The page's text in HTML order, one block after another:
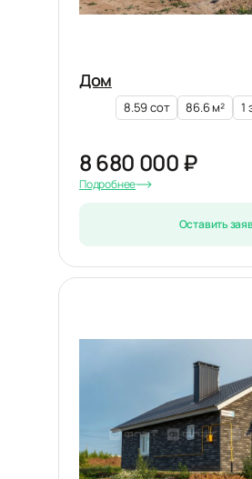
Дом
8.59 сот 86.6 м² 1
8 680 000 ₽
Подробнее
Оставить